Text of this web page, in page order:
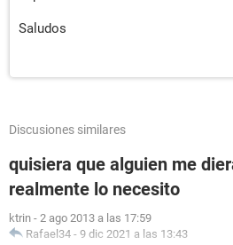
Saludos
Discusiones similares
quisiera que alguien me
realmente lo necesito
ktrin - 2 ago 2013 a las 17:59
Rafael34 - 9 dic 2021 a las 13:43